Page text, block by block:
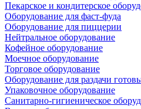
Пекарское и кондитерское
Оборудование для фаст-фуда
Оборудование для пиццерии
Нейтральное оборудование
Кофейное оборудование
Моечное оборудование
Торговое оборудование
Оборудование для раздачи
Упаковочное оборудование
Санитарно-гигиеническое